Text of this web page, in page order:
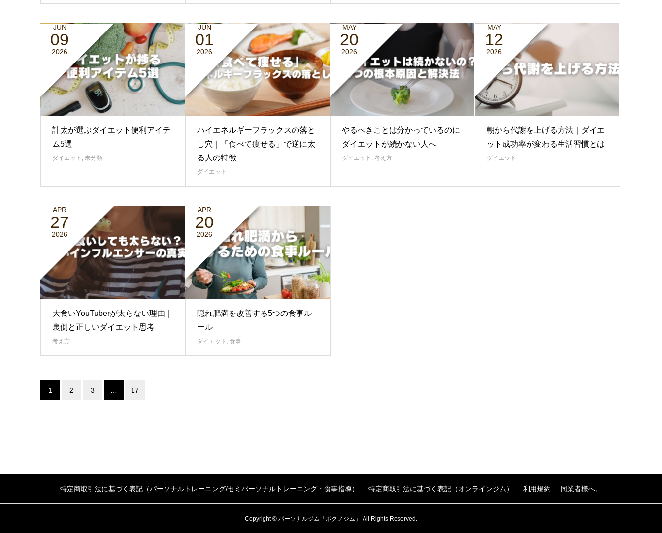
JUN
09
2026
計太が選ぶダイエット便利アイテ
ム5選
ダイエット , 未分類
JUN
01
2026
ハイエネルギーフラックスの落と
し穴｜「食べて痩せる」で逆に太
る人の特徴
ダイエット
MAY
20
2026
やるべきことは分かっているのに
ダイエットが続かない人へ
ダイエット , 考え方
MAY
12
2026
朝から代謝を上げる方法｜ダイエ
ット成功率が変わる生活習慣とは
ダイエット
APR
27
2026
大食いYouTuberが太らない理由｜
裏側と正しいダイエット思考
考え方
APR
20
2026
隠れ肥満を改善する5つの食事ル
ール
ダイエット 食事
1 2 3 17
特定商取引法に基づく表記（パーソナルトレーニング/セミパーソナルトレーニング・食事指導） 特定商取引法に基づく表記（オンラインジム） 利用規約 同業者様へ。
Copyright © パーソナルジム「ボクノジム」 All Rights Reserved.